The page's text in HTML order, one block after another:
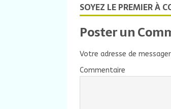
SOYEZ LE PREMIER À
Poster un
Votre adresse de
Commentaire